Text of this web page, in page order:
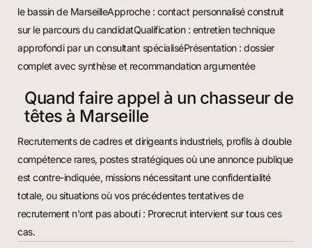
le bassin de MarseilleApproche : contact personnalisé construit
sur le parcours du candidatQualification : entretien technique
approfondi par un consultant spécialiséPrésentation : dossier
complet avec synthèse et recommandation argumentée
Quand faire appel à un chasseur de
têtes à Marseille
Recrutements de cadres et dirigeants industriels, profils à double
compétence rares, postes stratégiques où une annonce publique
est contre-indiquée, missions nécessitant une confidentialité
totale, ou situations où vos précédentes tentatives de
recrutement n'ont pas abouti : Prorecrut intervient sur tous ces
cas.